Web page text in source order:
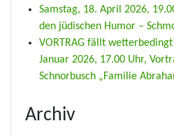
Samstag, 18. April 2026,
den jüdischen Humor –
VORTRAG fällt
Januar 2026, 17.00 Uhr,
Schnorbusch „Familie
Archiv